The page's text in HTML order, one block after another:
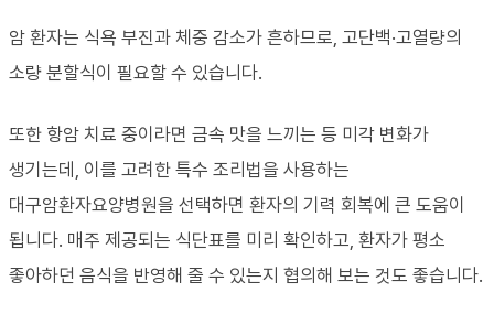
암 환자는 식욕 부진과 체중 감소가 흔하므로, 고단백·고열량의
소량 분할식이 필요할 수 있습니다.
또한 항암 치료 중이라면 금속 맛을 느끼는 등 미각 변화가
생기는데, 이를 고려한 특수 조리법을 사용하는
대구암환자요양병원을 선택하면 환자의 기력 회복에 큰 도움이
됩니다. 매주 제공되는 식단표를 미리 확인하고, 환자가 평소
좋아하던 음식을 반영해 줄 수 있는지 협의해 보는 것도 좋습니다.